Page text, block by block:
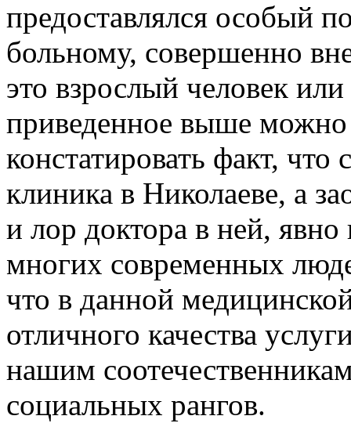
предоставлялся особый
больному, совершенно
это взрослый человек
приведенное выше можно
констатировать факт,
клиника в Николаеве, а
и лор доктора в ней,
многих современных
что в данной
отличного качества
нашим
социальных рангов.